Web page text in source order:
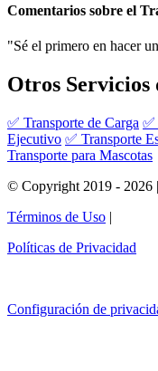
Comentarios sobre el
"Sé el primero en hacer
Otros Servicios
✅ Transporte de Carga ✅
Ejecutivo ✅ Transporte
Transporte para Mascotas
© Copyright 2019 - 2026
Términos de Uso |
Políticas de Privacidad
Configuración de